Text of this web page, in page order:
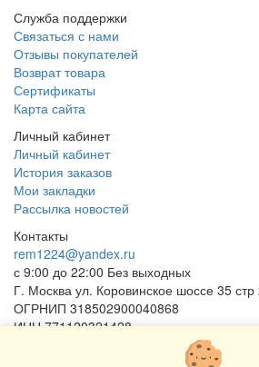
Служба поддержки
Связаться с нами
Отзывы покупателей
Возврат товара
Сертификаты
Карта сайта
Личный кабинет
Личный кабинет
История заказов
Мои закладки
Рассылка новостей
Контакты
rem1224@yandex.ru
с 9:00 до 22:00 Без выходных
Г. Москва ул. Коровинское шоссе 35 стр
ОГРНИП 318502900040868
ИНН 771120321428